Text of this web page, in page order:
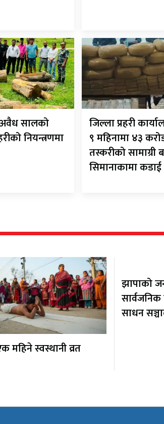
सालको
नियन्त्रणमा
जिल्ला प्रहरी
९ महिनामा ४३
तस्करीको सामाग्री
सिमानाकामा कडाई
महिने स्वस्थानी व्रत
झापाको
साधन